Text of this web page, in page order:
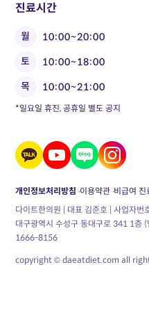
진료시간
월 10:00~20:00
토
10:00~18:00
목
10:00~21:00
*일요일 휴진, 공휴일 별도 공지
개인정보처리방침 이용약관 비급여 진
다이트한의원 | 대표 김준호 | 사업자
대구광역시 수성구 동대구로 341 1층
1666-8156
copyright © daeatdiet.com all